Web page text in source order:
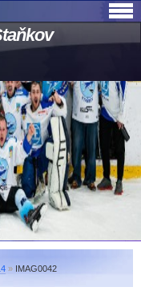
» IMAG0042